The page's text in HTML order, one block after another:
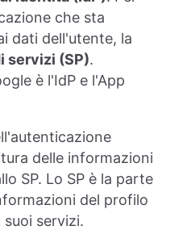
che sta
dati dell'utente, la
servizi (SP).
è l'IdP e l'App
delle informazioni
SP. Lo SP è la parte
del profilo
servizi.